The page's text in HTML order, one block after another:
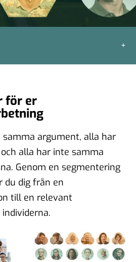
för er
argument, alla har
alla har inte samma
Genom en segmentering
du dig från en
till en relevant